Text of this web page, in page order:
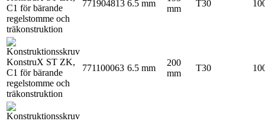
771904813 6.5 mm
mm
T30
771100063 6.5 mm
200
mm
T30